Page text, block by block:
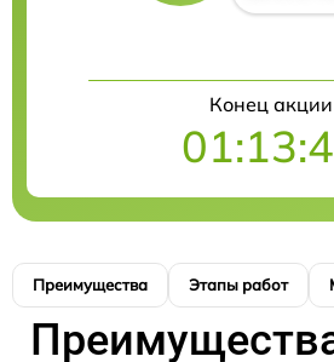
Конец акции
Преимущества Этапы работ